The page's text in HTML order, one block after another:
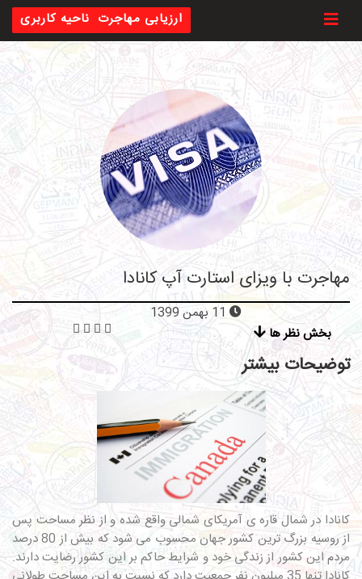
ناحیه کاربری ارزیابی مهاجرت
مهاجرت با ویزای استارت آپ کانادا
بخش نظر ها
توضیحات بیشتر
کانادا در شمال قاره ی آمریکای شمالی واقع شده و از نظر مساحت پس
از روسیه بزرگ ترین کشور جهان محسوب می شود که بیش از 80 درصد
مردم این کشور از زندگی خود و شرایط حاکم بر این کشور رضایت دارند.